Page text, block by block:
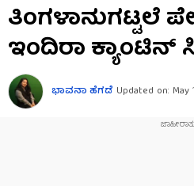
ತಿಂಗಳಾನುಗಟ್ಟಲೆ
ಇಂದಿರಾ ಕ್ಯಾಂಟಿನ್
ಭಾವನಾ ಹೆಗಡೆ Updated on: May